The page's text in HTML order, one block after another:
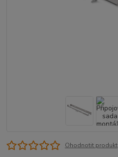
Ohodnotit produkt